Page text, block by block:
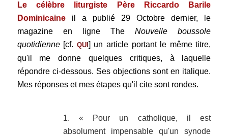
Le célèbre liturgiste Père Riccardo Barile
Dominicaine
il a publié 29 Octobre dernier, le
magazine en ligne TheNouvelle boussole
quotidienne[cf. QUI ] un article portant le même titre,
qu'il me donne quelques critiques, à laquelle
répondre ci-dessous. Ses objections sont en italique.
Mes réponses et mes étapes qu'il cite sont rondes.
1. « Pour un catholique, il est
absolument impensable qu'un synode